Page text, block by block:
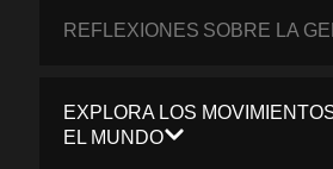
REFLEXIONES SOBRE LA
EXPLORA LOS
EL MUNDO